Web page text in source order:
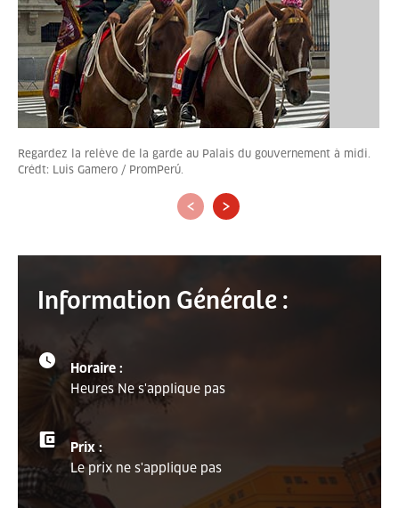
Regardez la relève de la garde au Palais du gouvernement à midi.
Crédt: Luis Gamero / PromPerú.
‹ ›
Information Générale :
Horaire :
Heures Ne s'applique pas
Prix :
Le prix ne s'applique pas